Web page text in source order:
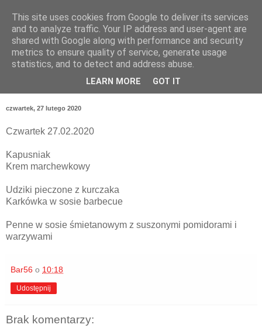
czwartek, 27 lutego 2020
Czwartek 27.02.2020
Kapusniak
Krem marchewkowy
Udziki pieczone z kurczaka
Karkówka w sosie barbecue
Penne w sosie śmietanowym z suszonymi pomidorami i
warzywami
Bar56 o 10:18
Udostępnij
Brak komentarzy:
This site uses cookies from Google to deliver its services
and to analyze traffic. Your IP address and user-agent are
shared with Google along with performance and security
metrics to ensure quality of service, generate usage
statistics, and to detect and address abuse.
LEARN MORE GOT IT